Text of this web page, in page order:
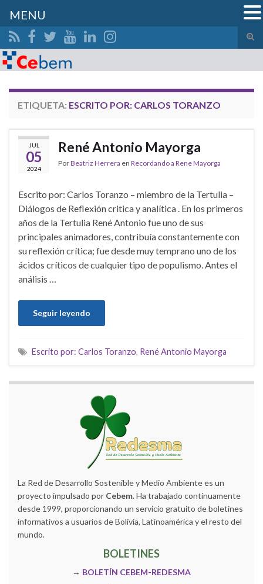
el
Search for:
ETIQUETA: ESCRITO POR: CARLOS TORANZO
JUL
05
2024
René Antonio Mayorga
PorBeatriz Herrera en Recordando a Rene Mayorga
Escrito por: Carlos Toranzo – miembro de la Tertulia –
Diálogos de Reflexión critica y analítica . En los primeros
años de la Tertulia René Antonio fue uno de sus
principales animadores, contribuía constantemente con
su reflexión crítica; fue desde muy temprano uno de los
ácidos críticos de cualquier tipo de populismo. Antes el
análisis …
Seguir leyendo
Escrito por: Carlos Toranzo, René Antonio Mayorga
La Red de Desarrollo Sostenible y Medio Ambiente es un
proyecto impulsado por Cebem. Ha trabajado continuamente
desde 1999, proporcionando un servicio gratuito de boletines
informativos a usuarios de Bolivia, Latinoamérica y el resto del
mundo.
BOLETINES
→ BOLETÍN CEBEM-REDESMA
MENU